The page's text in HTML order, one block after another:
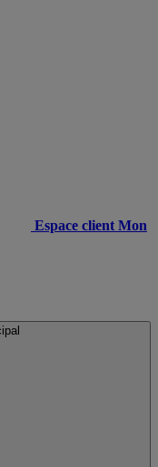
Espace client Mon